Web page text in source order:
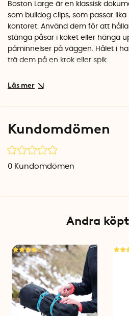
Boston Large är en klassisk
som bulldog clips, som passar
kontoret. Använd dem för att
stänga påsar i köket eller hänga
påminnelser på väggen. Hålet i
trä dem på en krok eller spik.
Hållbar kvalitet i metall
släpper. I förpackningen får du
samtidigt.
Specifikationer
Kundomdömen
0 Kundomdömen
Andra